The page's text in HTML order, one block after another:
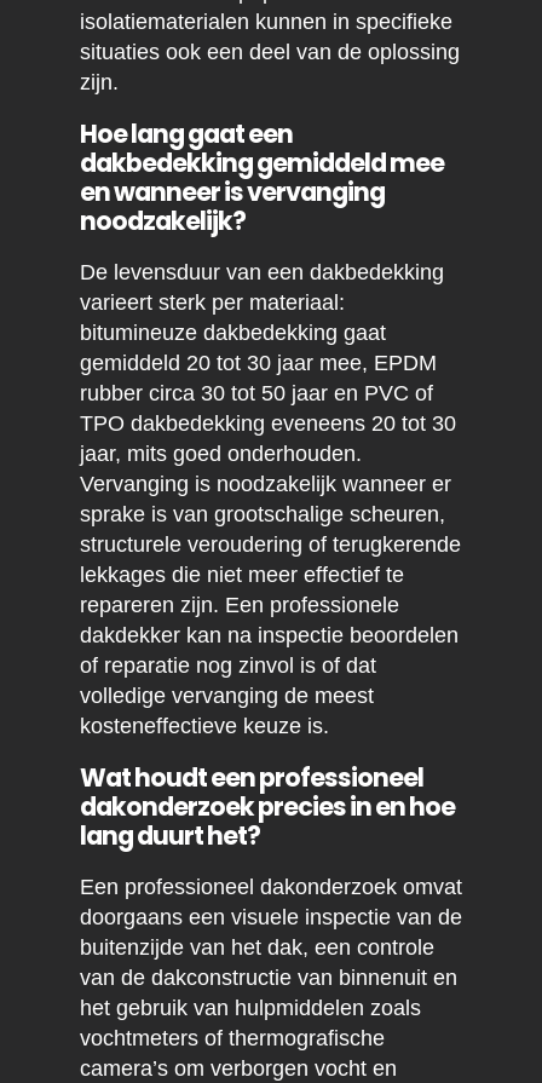
isolatiematerialen kunnen in specifieke
situaties ook een deel van de oplossing
zijn.
Hoe lang gaat een
dakbedekking gemiddeld mee
en wanneer is vervanging
noodzakelijk?
De levensduur van een dakbedekking
varieert sterk per materiaal:
bitumineuze dakbedekking gaat
gemiddeld 20 tot 30 jaar mee, EPDM
rubber circa 30 tot 50 jaar en PVC of
TPO dakbedekking eveneens 20 tot 30
jaar, mits goed onderhouden.
Vervanging is noodzakelijk wanneer er
sprake is van grootschalige scheuren,
structurele veroudering of terugkerende
lekkages die niet meer effectief te
repareren zijn. Een professionele
dakdekker kan na inspectie beoordelen
of reparatie nog zinvol is of dat
volledige vervanging de meest
kosteneffectieve keuze is.
Wat houdt een professioneel
dakonderzoek precies in en hoe
lang duurt het?
Een professioneel dakonderzoek omvat
doorgaans een visuele inspectie van de
buitenzijde van het dak, een controle
van de dakconstructie van binnenuit en
het gebruik van hulpmiddelen zoals
vochtmeters of thermografische
camera’s om verborgen vocht en